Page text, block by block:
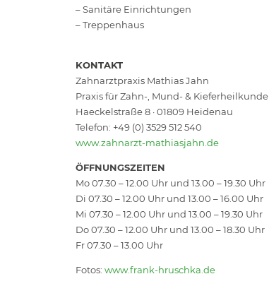
– Sanitäre Einrichtungen
– Treppenhaus
KONTAKT
Zahnarztpraxis Mathias Jahn
Praxis für Zahn-, Mund- & Kieferheilkunde
Haeckelstraße 8 · 01809 Heidenau
Telefon: +49 (0) 3529 512 540
www.zahnarzt-mathiasjahn.de
ÖFFNUNGSZEITEN
Mo 07.30 – 12.00 Uhr und 13.00 – 19.30 Uhr
Di 07.30 – 12.00 Uhr und 13.00 – 16.00 Uhr
Mi 07.30 – 12.00 Uhr und 13.00 – 19.30 Uhr
Do 07.30 – 12.00 Uhr und 13.00 – 18.30 Uhr
Fr 07.30 – 13.00 Uhr
Fotos: www.frank-hruschka.de